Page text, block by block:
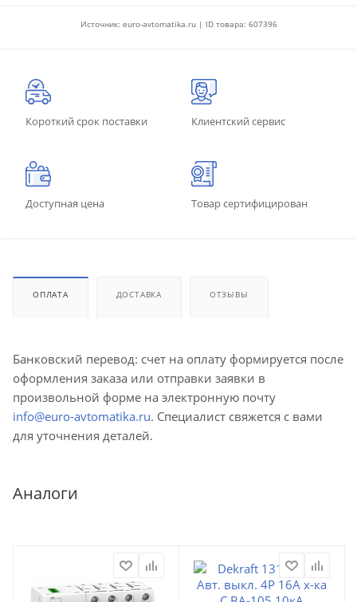
Источник: euro-avtomatika.ru | ID товара: 607396
Короткий срок поставки Клиентский сервис
Доступная цена Товар сертифицирован
ОПЛАТА ДОСТАВКА ОТЗЫВЫ
Банковский перевод: счет на оплату формируется после
оформления заказа или отправки заявки в
произвольной форме на электронную почту
info@euro-avtomatika.ru. Специалист свяжется с вами
для уточнения деталей.
Аналоги